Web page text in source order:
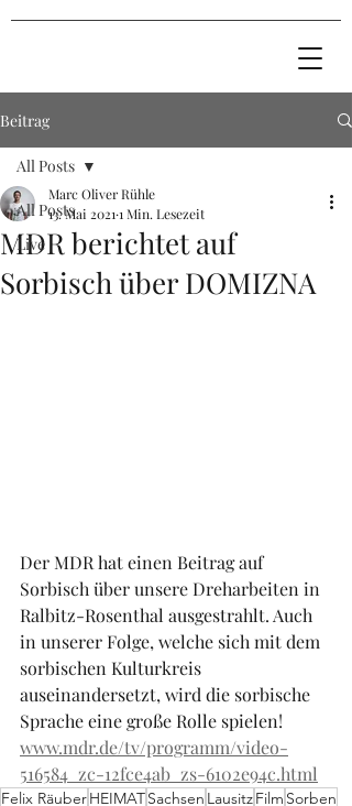
Beitrag
All Posts
Live
All Posts
MDR berichtet auf
Sorbisch über DOMIZNA
Marc Oliver Rühle
13. Mai 2021 1 Min. Lesezeit
Der MDR hat einen Beitrag auf
Sorbisch über unsere Dreharbeiten in
Ralbitz-Rosenthal ausgestrahlt. Auch
in unserer Folge, welche sich mit dem
sorbischen Kulturkreis
auseinandersetzt, wird die sorbische
Sprache eine große Rolle spielen!
www.mdr.de/tv/programm/video-
516584_zc-12fce4ab_zs-6102e94c.html
Felix RäuberHEIMATSachsen LausitzFilm Sorben